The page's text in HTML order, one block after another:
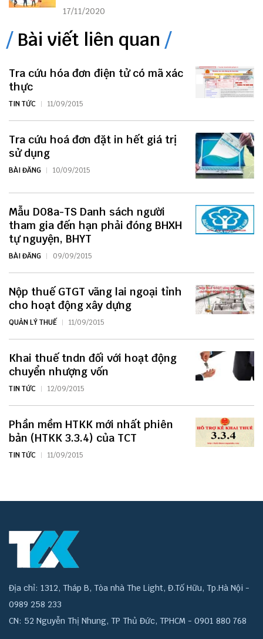
17/11/2020
Bài viết liên quan
Tra cứu hóa đơn điện tử có mã xác
thực
TIN TỨC 11/09/2015
Tra cứu hoá đơn đặt in hết giá trị
sử dụng
BÀI ĐĂNG 10/09/2015
Mẫu D08a-TS Danh sách người
tham gia đến hạn phải đóng BHXH
tự nguyện, BHYT
BÀI ĐĂNG 09/09/2015
Nộp thuế GTGT vãng lai ngoại tỉnh
cho hoạt động xây dựng
QUẢN LÝ THUẾ 11/09/2015
Khai thuế tndn đối với hoạt động
chuyển nhượng vốn
TIN TỨC 12/09/2015
Phần mềm HTKK mới nhất phiên
bản (HTKK 3.3.4) của TCT
TIN TỨC 11/09/2015
Địa chỉ: 1312, Tháp B, Tòa nhà The Light, Đ.Tố Hữu, Tp.Hà Nội -
0989 258 233
CN: 52 Nguyễn Thị Nhung, TP Thủ Đức, TPHCM - 0901 880 768